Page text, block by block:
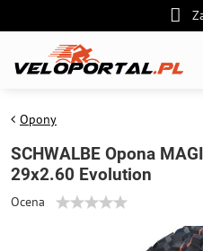
Opony
SCHWALBE Opona
29x2.60 Evolution
Ocena